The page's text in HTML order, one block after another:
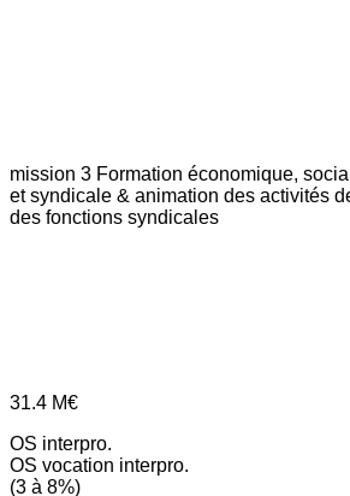
mission 3 Formation économique,
et syndicale & animation des activités
des fonctions syndicales
31.4 M€
OS interpro.
OS vocation interpro.
(3 à 8%)